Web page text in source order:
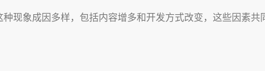
现象成因多样，包括内容增多和开发方式改变，这些因素